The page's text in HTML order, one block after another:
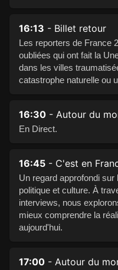
16:13 - Billet retour
Les reporters de France
oubliées qui ont fait la
dans les villes
catastrophe naturelle ou
16:30 - Autour du
En Direct.
16:45 - C'est en
Un regard approfondi
politique et culture. À
interviews, nous
mieux comprendre la
aujourd'hui.
17:00 - Autour du